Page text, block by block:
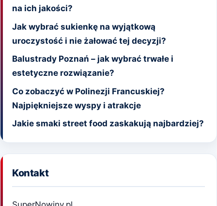
na ich jakości?
Jak wybrać sukienkę na wyjątkową
uroczystość i nie żałować tej decyzji?
Balustrady Poznań – jak wybrać trwałe i
estetyczne rozwiązanie?
Co zobaczyć w Polinezji Francuskiej?
Najpiękniejsze wyspy i atrakcje
Jakie smaki street food zaskakują najbardziej?
Kontakt